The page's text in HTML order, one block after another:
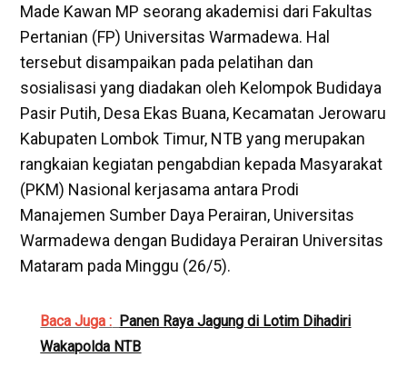
Made Kawan MP seorang akademisi dari Fakultas
Pertanian (FP) Universitas Warmadewa. Hal
tersebut disampaikan pada pelatihan dan
sosialisasi yang diadakan oleh Kelompok Budidaya
Pasir Putih, Desa Ekas Buana, Kecamatan Jerowaru
Kabupaten Lombok Timur, NTB yang merupakan
rangkaian kegiatan pengabdian kepada Masyarakat
(PKM) Nasional kerjasama antara Prodi
Manajemen Sumber Daya Perairan, Universitas
Warmadewa dengan Budidaya Perairan Universitas
Mataram pada Minggu (26/5).
Baca Juga : Panen Raya Jagung di Lotim Dihadiri
Wakapolda NTB